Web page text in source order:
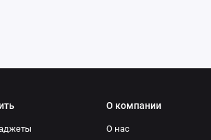
и ежедневники помогут
О компании
О нас